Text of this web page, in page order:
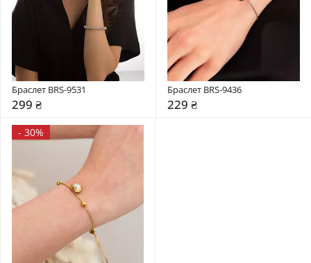
Браслет BRS-9531
299 ₴
Браслет BRS-9436
229 ₴
- 30%